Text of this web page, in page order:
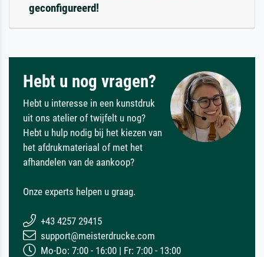
geconfigureerd!
Hebt u nog vragen?
Hebt u interesse in een kunstdruk
uit ons atelier of twijfelt u nog?
Hebt u hulp nodig bij het kiezen van
het afdrukmateriaal of met het
afhandelen van de aankoop?
Onze experts helpen u graag.
+43 4257 29415
support@meisterdrucke.com
Mo-Do: 7:00 - 16:00 | Fr: 7:00 - 13:00